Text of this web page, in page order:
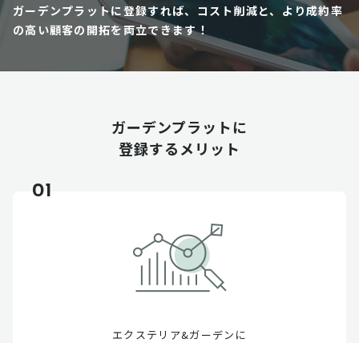
ガーデンプラットに登録すれば、コスト削減と、より成約率
の高い顧客の開拓を両立できます！
ガーデンプラットに
登録するメリット
01
エクステリア&ガーデンに